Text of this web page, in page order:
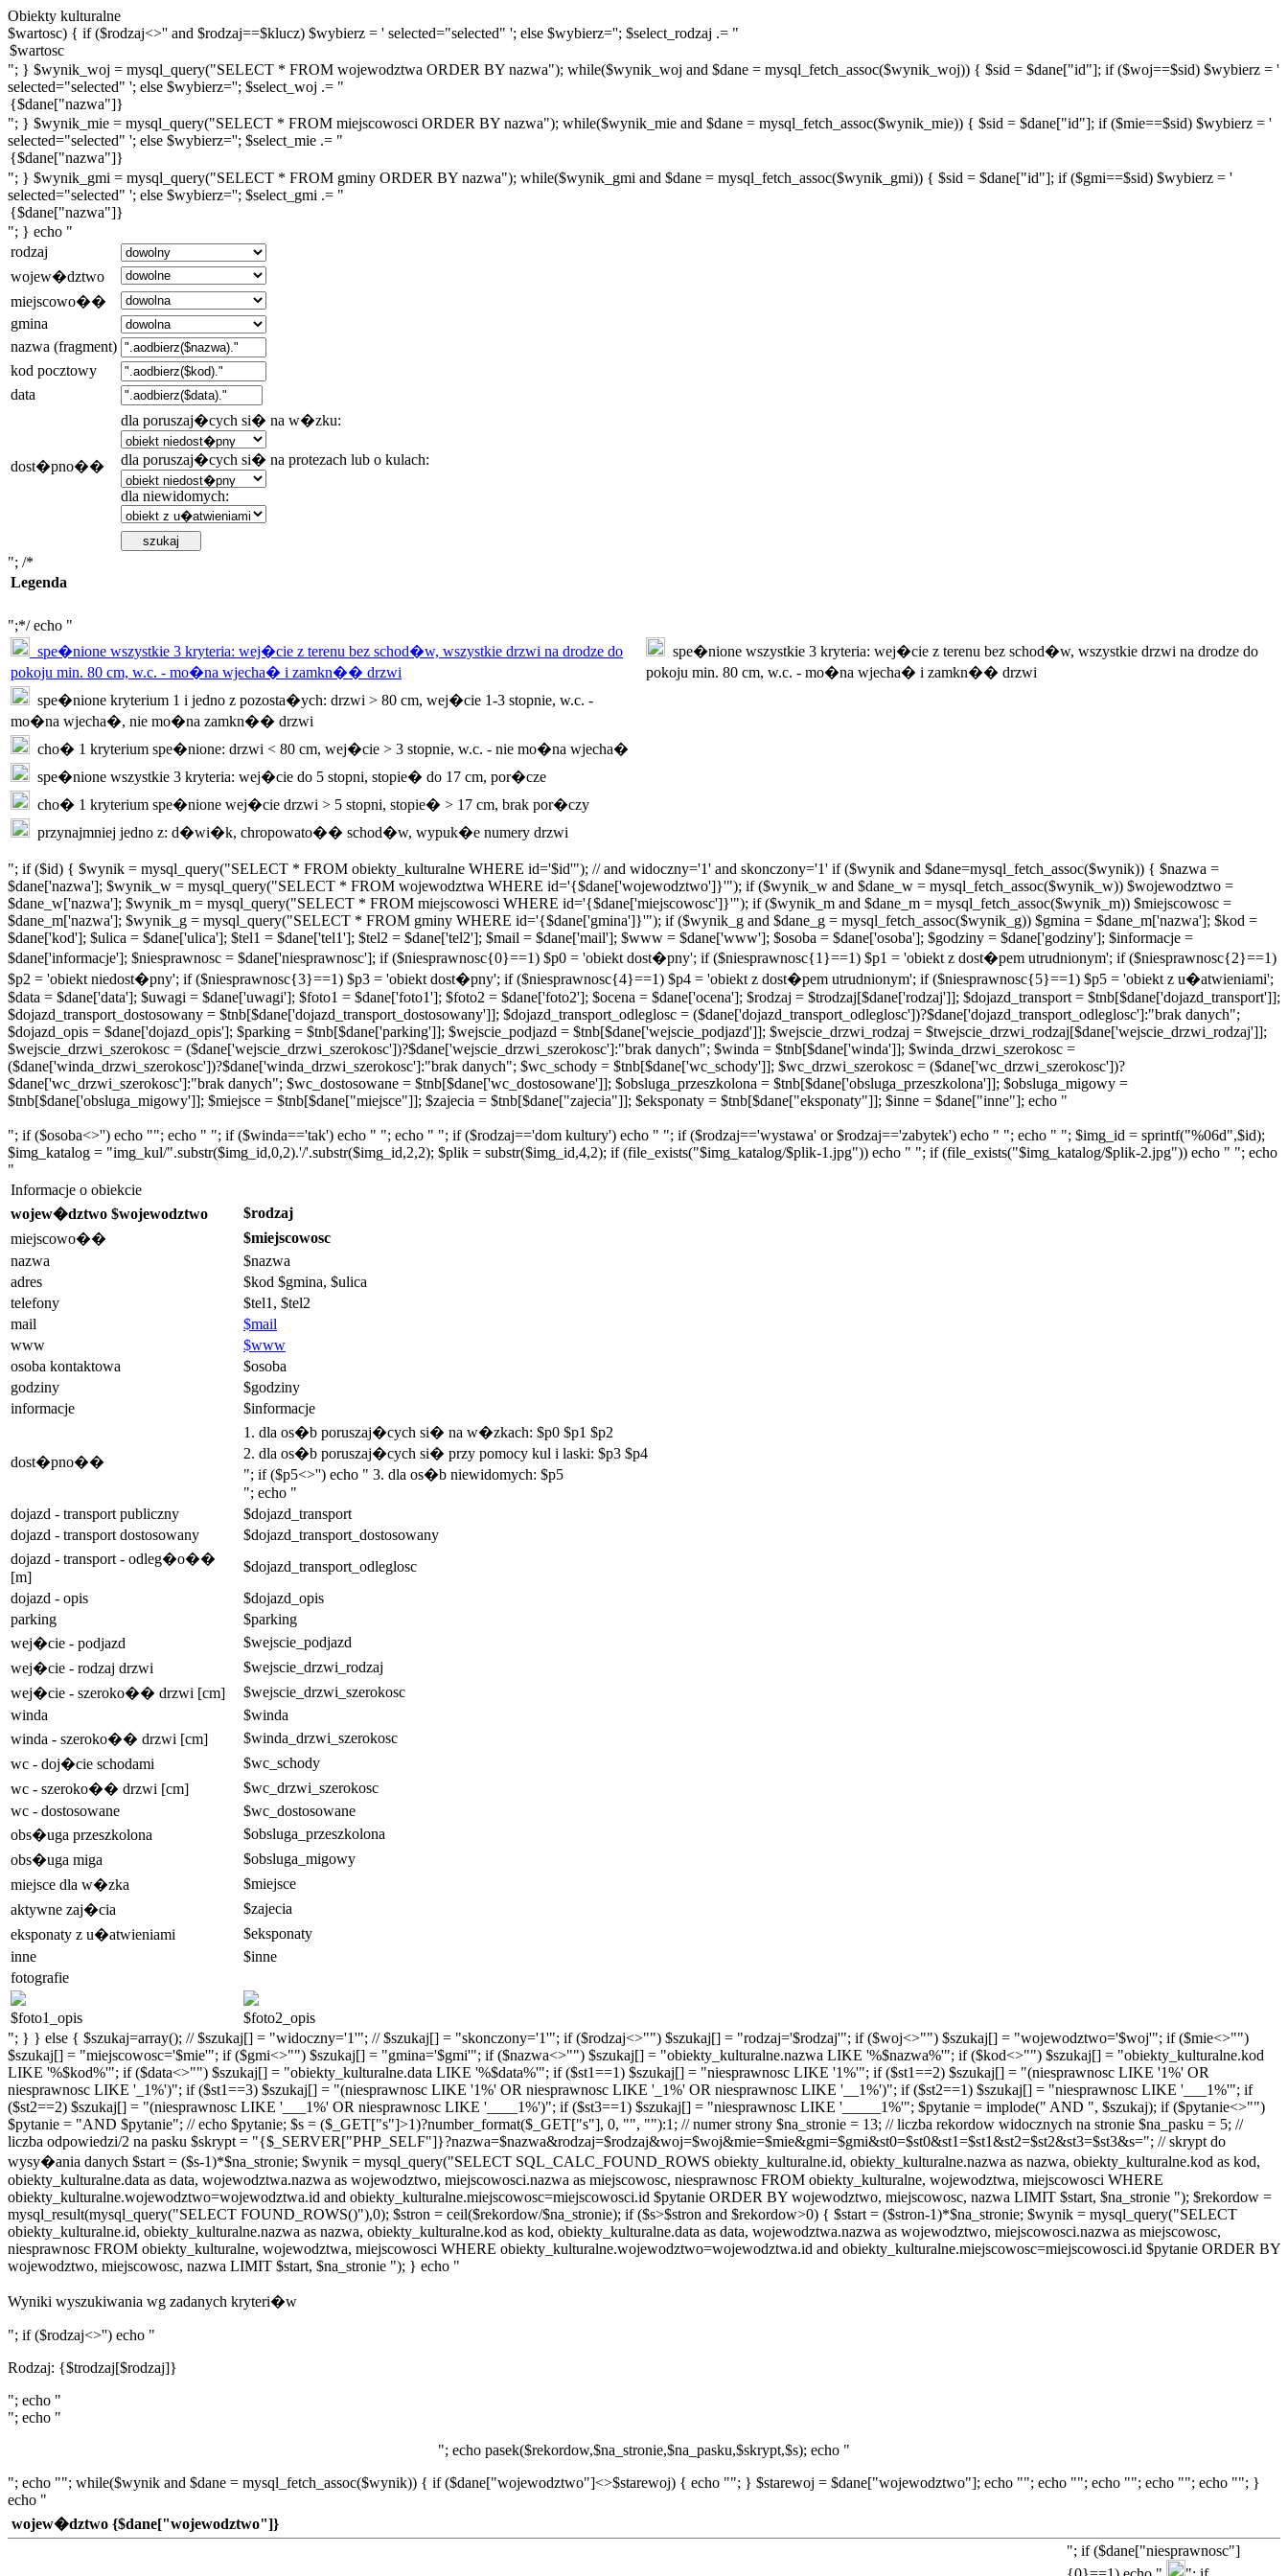
Obiekty kulturalne
$wartosc) { if ($rodzaj<>'' and $rodzaj==$klucz) $wybierz = ' selected="selected" '; else $wybierz=''; $select_rodzaj .= "
"; } $wynik_woj = mysql_query("SELECT * FROM wojewodztwa ORDER BY nazwa"); while($wynik_woj and $dane = mysql_fetch_assoc($wynik_woj)) { $sid = $dane["id"]; if ($woj==$sid) $wybierz = '
selected="selected" '; else $wybierz=''; $select_woj .= "
"; } $wynik_mie = mysql_query("SELECT * FROM miejscowosci ORDER BY nazwa"); while($wynik_mie and $dane = mysql_fetch_assoc($wynik_mie)) { $sid = $dane["id"]; if ($mie==$sid) $wybierz = '
selected="selected" '; else $wybierz=''; $select_mie .= "
"; } $wynik_gmi = mysql_query("SELECT * FROM gminy ORDER BY nazwa"); while($wynik_gmi and $dane = mysql_fetch_assoc($wynik_gmi)) { $sid = $dane["id"]; if ($gmi==$sid) $wybierz = '
selected="selected" '; else $wybierz=''; $select_gmi .= "
"; } echo "
rodzaj
wojew�dztwo
miejscowo��
gmina
nazwa (fragment)
kod pocztowy
data
dost�pno��
dla poruszaj�cych si� na w�zku:
dla poruszaj�cych si� na protezach lub o kulach:
dla niewidomych:
"; /*
Legenda
";*/ echo "
spe�nione wszystkie 3 kryteria: wej�cie z terenu bez schod�w, wszystkie drzwi na drodze do
pokoju min. 80 cm, w.c. - mo�na wjecha� i zamkn�� drzwi
spe�nione wszystkie 3 kryteria: wej�cie z terenu bez schod�w, wszystkie drzwi na drodze do
pokoju min. 80 cm, w.c. - mo�na wjecha� i zamkn�� drzwi
spe�nione kryterium 1 i jedno z pozosta�ych: drzwi > 80 cm, wej�cie 1-3 stopnie, w.c. -
mo�na wjecha�, nie mo�na zamkn�� drzwi
cho� 1 kryterium spe�nione: drzwi < 80 cm, wej�cie > 3 stopnie, w.c. - nie mo�na wjecha�
spe�nione wszystkie 3 kryteria: wej�cie do 5 stopni, stopie� do 17 cm, por�cze
cho� 1 kryterium spe�nione wej�cie drzwi > 5 stopni, stopie� > 17 cm, brak por�czy
przynajmniej jedno z: d�wi�k, chropowato�� schod�w, wypuk�e numery drzwi
"; if ($id) { $wynik = mysql_query("SELECT * FROM obiekty_kulturalne WHERE id='$id'"); // and widoczny='1' and skonczony='1' if ($wynik and $dane=mysql_fetch_assoc($wynik)) { $nazwa =
$dane['nazwa']; $wynik_w = mysql_query("SELECT * FROM wojewodztwa WHERE id='{$dane['wojewodztwo']}'"); if ($wynik_w and $dane_w = mysql_fetch_assoc($wynik_w)) $wojewodztwo =
$dane_w['nazwa']; $wynik_m = mysql_query("SELECT * FROM miejscowosci WHERE id='{$dane['miejscowosc']}'"); if ($wynik_m and $dane_m = mysql_fetch_assoc($wynik_m)) $miejscowosc =
$dane_m['nazwa']; $wynik_g = mysql_query("SELECT * FROM gminy WHERE id='{$dane['gmina']}'"); if ($wynik_g and $dane_g = mysql_fetch_assoc($wynik_g)) $gmina = $dane_m['nazwa']; $kod =
$dane['kod']; $ulica = $dane['ulica']; $tel1 = $dane['tel1']; $tel2 = $dane['tel2']; $mail = $dane['mail']; $www = $dane['www']; $osoba = $dane['osoba']; $godziny = $dane['godziny']; $informacje =
$dane['informacje']; $niesprawnosc = $dane['niesprawnosc']; if ($niesprawnosc{0}==1) $p0 = 'obiekt dost�pny'; if ($niesprawnosc{1}==1) $p1 = 'obiekt z dost�pem utrudnionym'; if ($niesprawnosc{2}==1)
$p2 = 'obiekt niedost�pny'; if ($niesprawnosc{3}==1) $p3 = 'obiekt dost�pny'; if ($niesprawnosc{4}==1) $p4 = 'obiekt z dost�pem utrudnionym'; if ($niesprawnosc{5}==1) $p5 = 'obiekt z u�atwieniami';
$data = $dane['data']; $uwagi = $dane['uwagi']; $foto1 = $dane['foto1']; $foto2 = $dane['foto2']; $ocena = $dane['ocena']; $rodzaj = $trodzaj[$dane['rodzaj']]; $dojazd_transport = $tnb[$dane['dojazd_transport']];
$dojazd_transport_dostosowany = $tnb[$dane['dojazd_transport_dostosowany']]; $dojazd_transport_odleglosc = ($dane['dojazd_transport_odleglosc'])?$dane['dojazd_transport_odleglosc']:"brak danych";
$dojazd_opis = $dane['dojazd_opis']; $parking = $tnb[$dane['parking']]; $wejscie_podjazd = $tnb[$dane['wejscie_podjazd']]; $wejscie_drzwi_rodzaj = $twejscie_drzwi_rodzaj[$dane['wejscie_drzwi_rodzaj']];
$wejscie_drzwi_szerokosc = ($dane['wejscie_drzwi_szerokosc'])?$dane['wejscie_drzwi_szerokosc']:"brak danych"; $winda = $tnb[$dane['winda']]; $winda_drzwi_szerokosc =
($dane['winda_drzwi_szerokosc'])?$dane['winda_drzwi_szerokosc']:"brak danych"; $wc_schody = $tnb[$dane['wc_schody']]; $wc_drzwi_szerokosc = ($dane['wc_drzwi_szerokosc'])?
$dane['wc_drzwi_szerokosc']:"brak danych"; $wc_dostosowane = $tnb[$dane['wc_dostosowane']]; $obsluga_przeszkolona = $tnb[$dane['obsluga_przeszkolona']]; $obsluga_migowy =
$tnb[$dane['obsluga_migowy']]; $miejsce = $tnb[$dane["miejsce"]]; $zajecia = $tnb[$dane["zajecia"]]; $eksponaty = $tnb[$dane["eksponaty"]]; $inne = $dane["inne"]; echo "
"; if ($osoba<>'') echo ""; echo " "; if ($winda=='tak') echo " "; echo " "; if ($rodzaj=='dom kultury') echo " "; if ($rodzaj=='wystawa' or $rodzaj=='zabytek') echo " "; echo " "; $img_id = sprintf("%06d",$id);
$img_katalog = "img_kul/".substr($img_id,0,2).'/'.substr($img_id,2,2); $plik = substr($img_id,4,2); if (file_exists("$img_katalog/$plik-1.jpg")) echo " "; if (file_exists("$img_katalog/$plik-2.jpg")) echo " "; echo
"
Informacje o obiekcie
wojew�dztwo $wojewodztwo
$rodzaj
miejscowo��
$miejscowosc
nazwa
$nazwa
adres
$kod $gmina, $ulica
telefony
$tel1, $tel2
mail
$mail
www
$www
osoba kontaktowa
$osoba
godziny
$godziny
informacje
$informacje
dost�pno��
1. dla os�b poruszaj�cych si� na w�zkach: $p0 $p1 $p2
2. dla os�b poruszaj�cych si� przy pomocy kul i laski: $p3 $p4
"; if ($p5<>'') echo " 3. dla os�b niewidomych: $p5
"; echo "
dojazd - transport publiczny
$dojazd_transport
dojazd - transport dostosowany
$dojazd_transport_dostosowany
dojazd - transport - odleg�o��
[m]
$dojazd_transport_odleglosc
dojazd - opis
$dojazd_opis
parking
$parking
wej�cie - podjazd
$wejscie_podjazd
wej�cie - rodzaj drzwi
$wejscie_drzwi_rodzaj
wej�cie - szeroko�� drzwi [cm]
$wejscie_drzwi_szerokosc
winda
$winda
winda - szeroko�� drzwi [cm]
$winda_drzwi_szerokosc
wc - doj�cie schodami
$wc_schody
wc - szeroko�� drzwi [cm]
$wc_drzwi_szerokosc
wc - dostosowane
$wc_dostosowane
obs�uga przeszkolona
$obsluga_przeszkolona
obs�uga miga
$obsluga_migowy
miejsce dla w�zka
$miejsce
aktywne zaj�cia
$zajecia
eksponaty z u�atwieniami
$eksponaty
inne
$inne
fotografie
$foto1_opis
$foto2_opis
"; } } else { $szukaj=array(); // $szukaj[] = "widoczny='1'"; // $szukaj[] = "skonczony='1'"; if ($rodzaj<>"") $szukaj[] = "rodzaj='$rodzaj'"; if ($woj<>"") $szukaj[] = "wojewodztwo='$woj'"; if ($mie<>"")
$szukaj[] = "miejscowosc='$mie'"; if ($gmi<>"") $szukaj[] = "gmina='$gmi'"; if ($nazwa<>"") $szukaj[] = "obiekty_kulturalne.nazwa LIKE '%$nazwa%'"; if ($kod<>"") $szukaj[] = "obiekty_kulturalne.kod
LIKE '%$kod%'"; if ($data<>"") $szukaj[] = "obiekty_kulturalne.data LIKE '%$data%'"; if ($st1==1) $szukaj[] = "niesprawnosc LIKE '1%'"; if ($st1==2) $szukaj[] = "(niesprawnosc LIKE '1%' OR
niesprawnosc LIKE '_1%')"; if ($st1==3) $szukaj[] = "(niesprawnosc LIKE '1%' OR niesprawnosc LIKE '_1%' OR niesprawnosc LIKE '__1%')"; if ($st2==1) $szukaj[] = "niesprawnosc LIKE '___1%'"; if
($st2==2) $szukaj[] = "(niesprawnosc LIKE '___1%' OR niesprawnosc LIKE '____1%')"; if ($st3==1) $szukaj[] = "niesprawnosc LIKE '_____1%'"; $pytanie = implode(" AND ", $szukaj); if ($pytanie<>"")
$pytanie = "AND $pytanie"; // echo $pytanie; $s = ($_GET["s"]>1)?number_format($_GET["s"], 0, "", ""):1; // numer strony $na_stronie = 13; // liczba rekordow widocznych na stronie $na_pasku = 5; //
liczba odpowiedzi/2 na pasku $skrypt = "{$_SERVER["PHP_SELF"]}?nazwa=$nazwa&rodzaj=$rodzaj&woj=$woj&mie=$mie&gmi=$gmi&st0=$st0&st1=$st1&st2=$st2&st3=$st3&s="; // skrypt do
wysy�ania danych $start = ($s-1)*$na_stronie; $wynik = mysql_query("SELECT SQL_CALC_FOUND_ROWS obiekty_kulturalne.id, obiekty_kulturalne.nazwa as nazwa, obiekty_kulturalne.kod as kod,
obiekty_kulturalne.data as data, wojewodztwa.nazwa as wojewodztwo, miejscowosci.nazwa as miejscowosc, niesprawnosc FROM obiekty_kulturalne, wojewodztwa, miejscowosci WHERE
obiekty_kulturalne.wojewodztwo=wojewodztwa.id and obiekty_kulturalne.miejscowosc=miejscowosci.id $pytanie ORDER BY wojewodztwo, miejscowosc, nazwa LIMIT $start, $na_stronie "); $rekordow =
mysql_result(mysql_query("SELECT FOUND_ROWS()"),0); $stron = ceil($rekordow/$na_stronie); if ($s>$stron and $rekordow>0) { $start = ($stron-1)*$na_stronie; $wynik = mysql_query("SELECT
obiekty_kulturalne.id, obiekty_kulturalne.nazwa as nazwa, obiekty_kulturalne.kod as kod, obiekty_kulturalne.data as data, wojewodztwa.nazwa as wojewodztwo, miejscowosci.nazwa as miejscowosc,
niesprawnosc FROM obiekty_kulturalne, wojewodztwa, miejscowosci WHERE obiekty_kulturalne.wojewodztwo=wojewodztwa.id and obiekty_kulturalne.miejscowosc=miejscowosci.id $pytanie ORDER BY
wojewodztwo, miejscowosc, nazwa LIMIT $start, $na_stronie "); } echo "
Wyniki wyszukiwania wg zadanych kryteri�w
"; if ($rodzaj<>'') echo "
Rodzaj: {$trodzaj[$rodzaj]}
"; echo "
"; echo "
"; echo pasek($rekordow,$na_stronie,$na_pasku,$skrypt,$s); echo "
"; echo ""; while($wynik and $dane = mysql_fetch_assoc($wynik)) { if ($dane["wojewodztwo"]<>$starewoj) { echo ""; } $starewoj = $dane["wojewodztwo"]; echo ""; echo ""; echo ""; echo ""; echo ""; }
echo "
wojew�dztwo {$dane["wojewodztwo"]}
"; if ($dane["niesprawnosc"]